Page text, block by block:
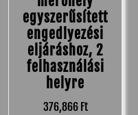
egyszerűsített
engedlyezési
eljáráshoz, 2
felhasználási
helyre
376,866 Ft